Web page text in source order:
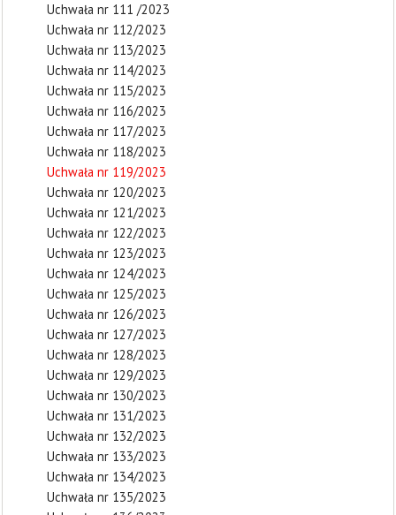
Uchwała nr 111 /2023
Uchwała nr 112/2023
Uchwała nr 113/2023
Uchwała nr 114/2023
Uchwała nr 115/2023
Uchwała nr 116/2023
Uchwała nr 117/2023
Uchwała nr 118/2023
Uchwała nr 119/2023
Uchwała nr 120/2023
Uchwała nr 121/2023
Uchwała nr 122/2023
Uchwała nr 123/2023
Uchwała nr 124/2023
Uchwała nr 125/2023
Uchwała nr 126/2023
Uchwała nr 127/2023
Uchwała nr 128/2023
Uchwała nr 129/2023
Uchwała nr 130/2023
Uchwała nr 131/2023
Uchwała nr 132/2023
Uchwała nr 133/2023
Uchwała nr 134/2023
Uchwała nr 135/2023